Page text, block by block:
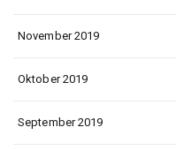
November 2019
Oktober 2019
September 2019